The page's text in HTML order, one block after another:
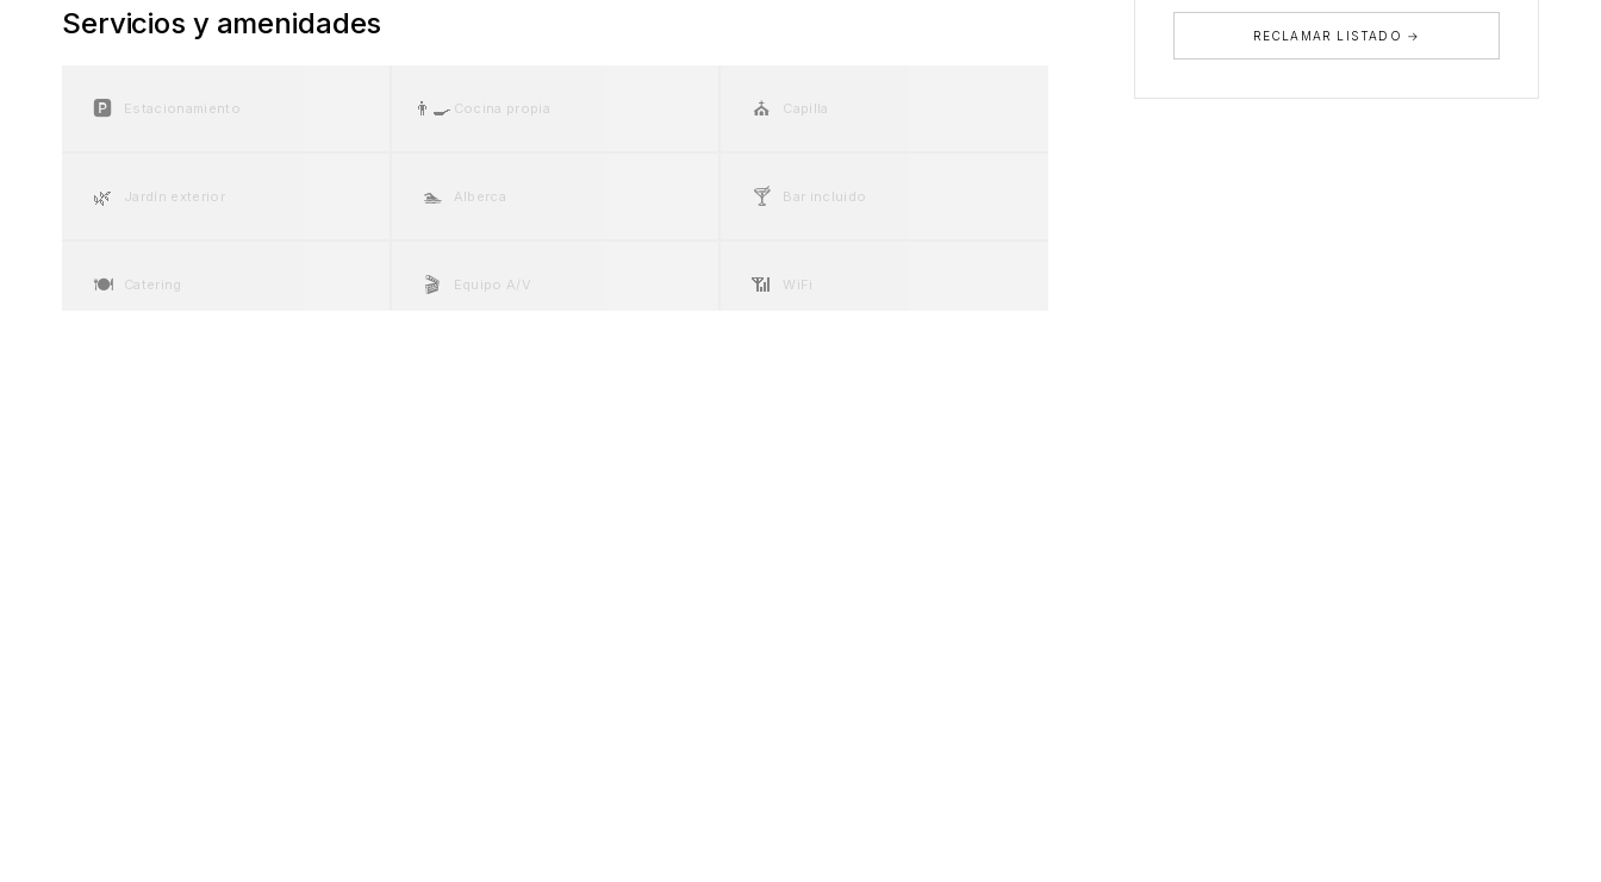
Servicios y amenidades
🅿️ Estacionamiento 👨‍🍳 Cocina propia ⛪ Capilla
🌿 Jardín exterior 🏊 Alberca 🍸 Bar incluido
🍽️ Catering 🎬 Equipo A/V 📶 WiFi
RECLAMAR LISTADO →